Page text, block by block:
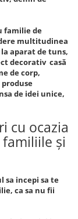
familie de
multitudinea
aparat de tuns,
decorativ casă
de corp,
de idei unice,
cu ocazia
și
sa incepi sa te
ca sa nu fii